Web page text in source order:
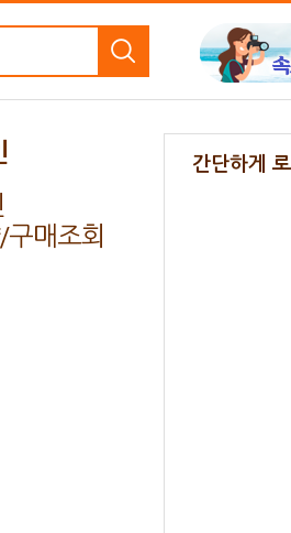
매조회
간단하게